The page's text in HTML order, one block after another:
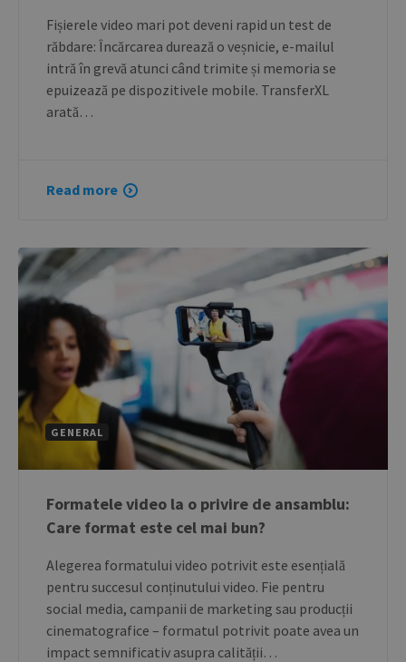
Fișierele video mari pot deveni rapid un test de
răbdare: Încărcarea durează o veșnicie, e-mailul
intră în grevă atunci când trimite și memoria se
epuizează pe dispozitivele mobile. TransferXL
arată…
Read more
GENERAL
Formatele video la o privire de ansamblu:
Care format este cel mai bun?
Alegerea formatului video potrivit este esențială
pentru succesul conținutului video. Fie pentru
social media, campanii de marketing sau producții
cinematografice – formatul potrivit poate avea un
impact semnificativ asupra calității…